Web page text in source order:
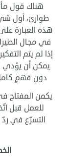
هناك قول
طوارئ، أول
هذه العبارة
في مجال
إذا لم يتم
يمكن أن يؤدي
دون فهمٍ كامل
يكمن المفتاح
للعمل قبل
التسرّع في
الخطوة 3: